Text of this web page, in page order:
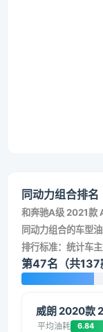
同动力组合排名
和奔驰A级 2021款
同动力组合的车型
排行标准：统计车主
第47名（共137
威朗 2020款
平均油耗 6.84